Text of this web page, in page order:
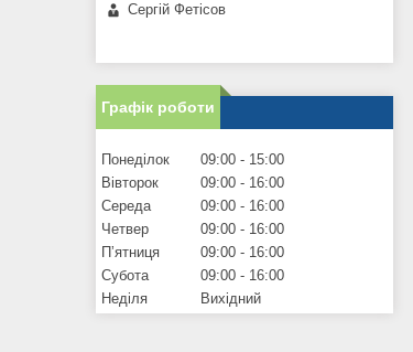
Сергій Фетісов
Графік роботи
Понеділок 09:00
15:00
Вівторок
09:00
16:00
Середа
09:00
16:00
Четвер
09:00
16:00
Пʼятниця
09:00
16:00
Субота
09:00
16:00
Неділя
Вихідний